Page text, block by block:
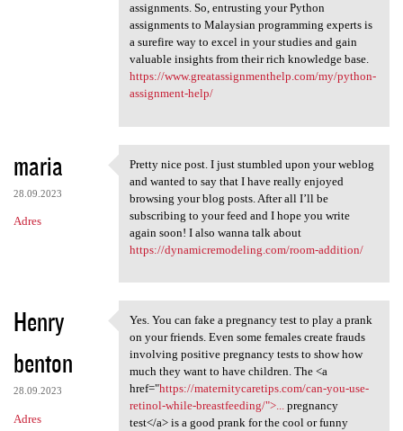
assignments. So, entrusting your Python
assignments to Malaysian programming experts is
a surefire way to excel in your studies and gain
valuable insights from their rich knowledge base.
https://www.greatassignmenthelp.com/my/python-
assignment-help/
maria
28.09.2023
Adres
Pretty nice post. I just
Pretty nice post. I just stumbled upon your weblog
and wanted to say that I have really enjoyed
browsing your blog posts. After all I’ll be
subscribing to your feed and I hope you write
again soon! I also wanna talk about
https://dynamicremodeling.com/room-addition/
Henry
benton
28.09.2023
Adres
Yes. You can fake a pregnancy
Yes. You can fake a pregnancy test to play a prank
on your friends. Even some females create frauds
involving positive pregnancy tests to show how
much they want to have children. The <a
href="https://maternitycaretips.com/can-you-use-
retinol-while-breastfeeding/">...pregnancy
test</a> is a good prank for the cool or funny